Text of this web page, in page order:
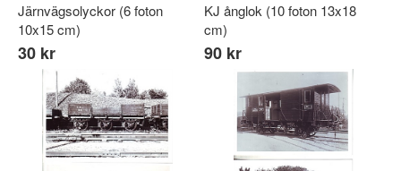
Järnvägsolyckor (6 foton
10x15 cm)
30 kr
KJ ånglok (10 foton 13x18
cm)
90 kr